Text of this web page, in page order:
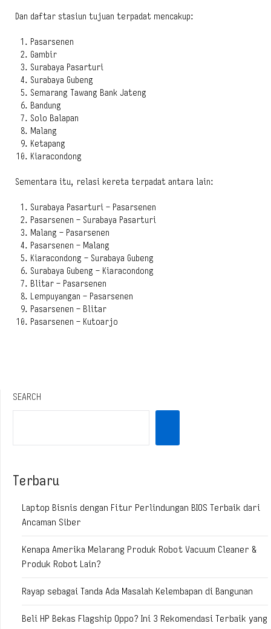
Dan daftar stasiun tujuan terpadat mencakup:
Pasarsenen
Gambir
Surabaya Pasarturi
Surabaya Gubeng
Semarang Tawang Bank Jateng
Bandung
Solo Balapan
Malang
Ketapang
Kiaracondong
Sementara itu, relasi kereta terpadat antara lain:
Surabaya Pasarturi – Pasarsenen
Pasarsenen – Surabaya Pasarturi
Malang – Pasarsenen
Pasarsenen – Malang
Kiaracondong – Surabaya Gubeng
Surabaya Gubeng – Kiaracondong
Blitar – Pasarsenen
Lempuyangan – Pasarsenen
Pasarsenen – Blitar
Pasarsenen – Kutoarjo
SEARCH
Terbaru
Laptop Bisnis dengan Fitur Perlindungan BIOS Terbaik dari
Ancaman Siber
Kenapa Amerika Melarang Produk Robot Vacuum Cleaner &
Produk Robot Lain?
Rayap sebagai Tanda Ada Masalah Kelembapan di Bangunan
Beli HP Bekas Flagship Oppo? Ini 3 Rekomendasi Terbaik yang